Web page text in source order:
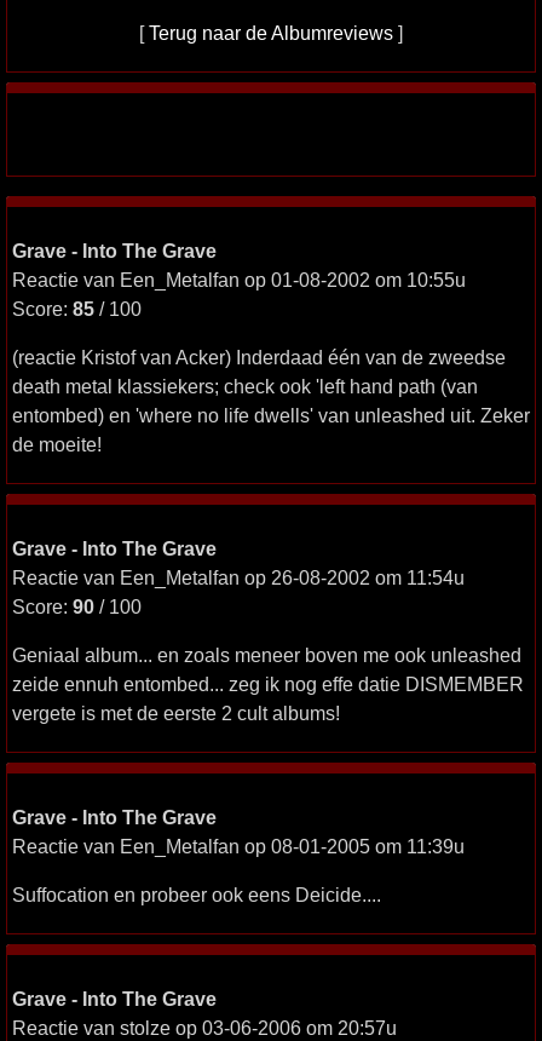
[Terug naar de Albumreviews ]
Grave - Into The Grave
Reactie van Een_Metalfan op 01-08-2002 om 10:55u
Score: 85 / 100
(reactie Kristof van Acker) Inderdaad één van de zweedse
death metal klassiekers; check ook 'left hand path (van
entombed) en 'where no life dwells' van unleashed uit. Zeker
de moeite!
Grave - Into The Grave
Reactie van Een_Metalfan op 26-08-2002 om 11:54u
Score: 90 / 100
Geniaal album... en zoals meneer boven me ook unleashed
zeide ennuh entombed... zeg ik nog effe datie DISMEMBER
vergete is met de eerste 2 cult albums!
Grave - Into The Grave
Reactie van Een_Metalfan op 08-01-2005 om 11:39u
Suffocation en probeer ook eens Deicide....
Grave - Into The Grave
Reactie van stolze op 03-06-2006 om 20:57u